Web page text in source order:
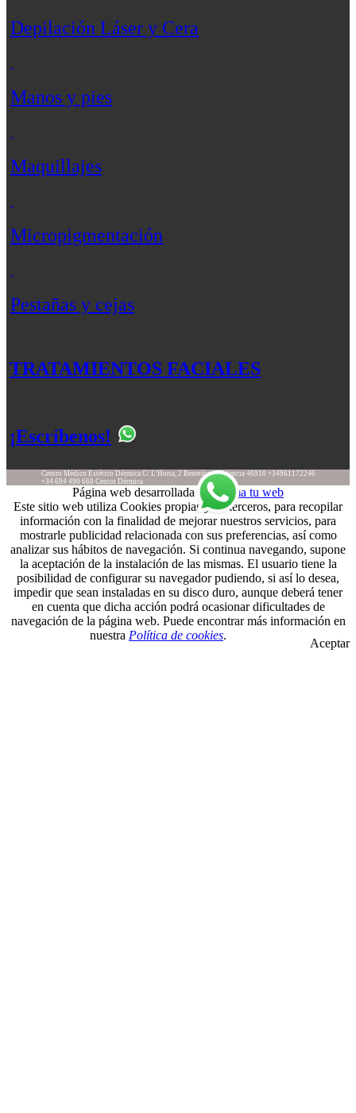
Depilación Láser y Cera
Manos y pies
Maquillajes
Micropigmentación
Pestañas y cejas
TRATAMIENTOS FACIALES
¡Escríbenos!
Centro Médico Estético Dérmica C/ L’Horta, 2 Benetússer Valencia 46910 +34961172246
+34 694 490 660 Centro Dérmica
Página web desarrollada por Suma tu web
Este sitio web utiliza Cookies propias y de terceros, para recopilar
información con la finalidad de mejorar nuestros servicios, para
mostrarle publicidad relacionada con sus preferencias, así como
analizar sus hábitos de navegación. Si continua navegando, supone
la aceptación de la instalación de las mismas. El usuario tiene la
posibilidad de configurar su navegador pudiendo, si así lo desea,
impedir que sean instaladas en su disco duro, aunque deberá tener
en cuenta que dicha acción podrá ocasionar dificultades de
navegación de la página web. Puede encontrar más información en
nuestra Política de cookies.
Aceptar